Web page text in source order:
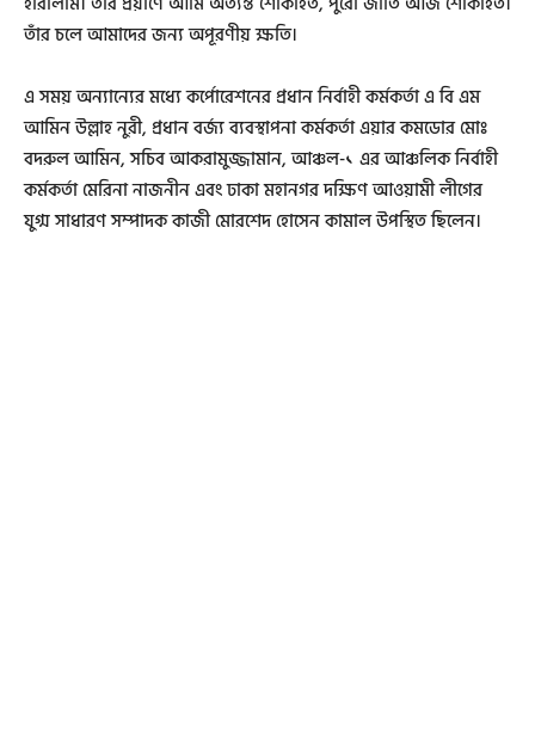
তাঁর চলে আমাদের জন্য অপূরণীয় ক্ষতি।
এ সময় অন্যান্যের মধ্যে কর্পোরেশনের প্রধান নির্বাহী কর্মকর্তা এ বি এম
আমিন উল্লাহ নুরী, প্রধান বর্জ্য ব্যবস্থাপনা কর্মকর্তা এয়ার কমডোর মোঃ
বদরুল আমিন, সচিব আকরামুজ্জামান, আঞ্চল-১ এর আঞ্চলিক নির্বাহী
কর্মকর্তা মেরিনা নাজনীন এবং ঢাকা মহানগর দক্ষিণ আওয়ামী লীগের
যুগ্ম সাধারণ সম্পাদক কাজী মোরশেদ হোসেন কামাল উপস্থিত ছিলেন।